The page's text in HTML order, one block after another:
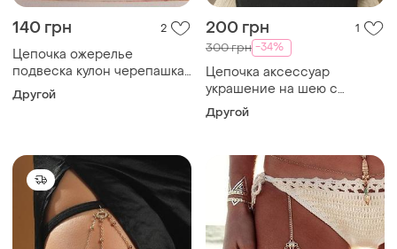
140 грн 2
Цепочка ожерелье
подвеска кулон черепашка
новая
Другой
200 грн 1
300 грн -34%
Цепочка аксессуар
украшение на шею с
цветами бабочками
металлическая
Другой